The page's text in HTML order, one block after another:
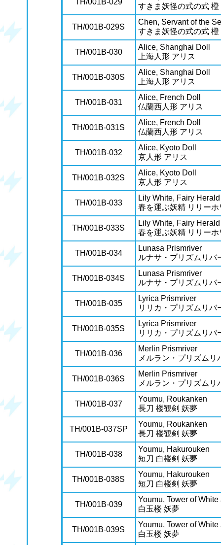
TH/001B-029
すきま妖怪の式の式 橙
TH/001B-029S
Chen, Servant of the
すきま妖怪の式の式 橙
TH/001B-030
Alice, Shanghai Doll
上海人形 アリス
TH/001B-030S
Alice, Shanghai Doll
上海人形 アリス
TH/001B-031
Alice, French Doll
仏蘭西人形 アリス
TH/001B-031S
Alice, French Doll
仏蘭西人形 アリス
TH/001B-032
Alice, Kyoto Doll
京人形 アリス
TH/001B-032S
Alice, Kyoto Doll
京人形 アリス
TH/001B-033
Lily White, Fairy
春を運ぶ妖精 リリー
TH/001B-033S
Lily White, Fairy
春を運ぶ妖精 リリー
TH/001B-034
Lunasa Prismriver
ルナサ・プリズムリバ
TH/001B-034S
Lunasa Prismriver
ルナサ・プリズムリバ
TH/001B-035
Lyrica Prismriver
リリカ・プリズムリバ
TH/001B-035S
Lyrica Prismriver
リリカ・プリズムリバ
TH/001B-036
Merlin Prismriver
メルラン・プリズムリ
TH/001B-036S
Merlin Prismriver
メルラン・プリズムリ
TH/001B-037
Youmu, Roukanken
長刀 楼観剣 妖夢
TH/001B-037SP
Youmu, Roukanken
長刀 楼観剣 妖夢
TH/001B-038
Youmu, Hakurouken
短刀 白楼剣 妖夢
TH/001B-038S
Youmu, Hakurouken
短刀 白楼剣 妖夢
TH/001B-039
Youmu, Tower of White
白玉楼 妖夢
TH/001B-039S
Youmu, Tower of White
白玉楼 妖夢